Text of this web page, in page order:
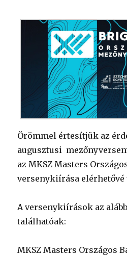
Örömmel értesítjük az
augusztusi
az MKSZ Masters
versenykiírása
A versenykiírások az
találhatóak:
MKSZ Masters Országos